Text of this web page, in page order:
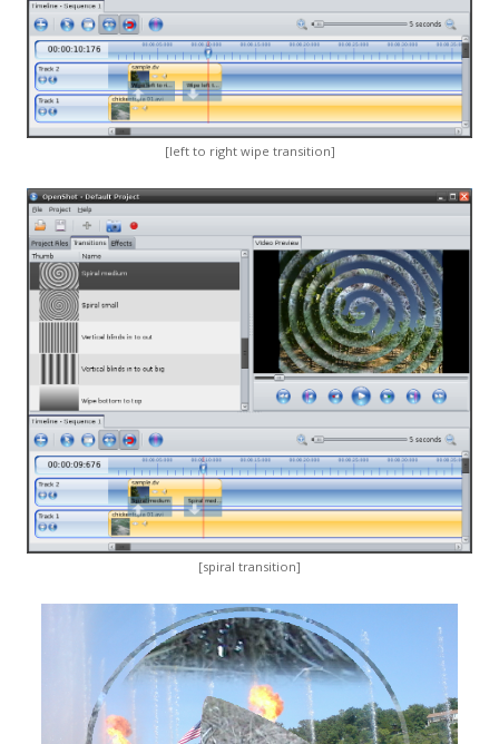
[left to right wipe transition]
[spiral transition]